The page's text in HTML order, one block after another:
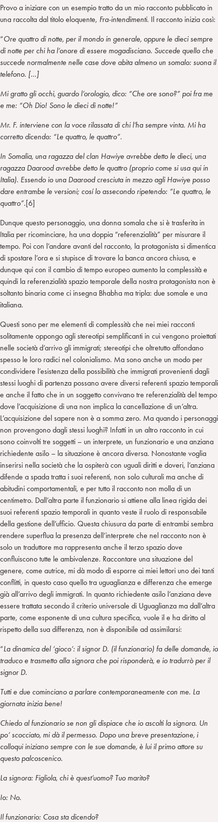
Provo a iniziare con un esempio tratto da un mio racconto pubblicato in
una raccolta dal titolo eloquente, Fra-intendimenti. Il racconto inizia così:
“Ore quattro di notte, per il mondo in generale, oppure le dieci sempre
di notte per chi ha l’onore di essere mogadisciano. Succede quello che
succede normalmente nelle case dove abita almeno un somalo: suona il
telefono. […]
Mi gratto gli occhi, guardo l’orologio, dico: “Che ore sono?” poi fra me
e me: “Oh Dio! Sono le dieci di notte!”
Mr. F. interviene con la voce rilassata di chi l’ha sempre vinta. Mi ha
corretto dicendo: “Le quattro, le quattro”.
In Somalia, una ragazza del clan Hawiye avrebbe detto le dieci, una
ragazza Daarood avrebbe detto le quattro (proprio come si usa qui in
Italia). Essendo io una Daarood cresciuta in mezzo agli Hawiye posso
dare entrambe le versioni; cosí lo assecondo ripetendo: “Le quattro, le
quattro”.[6]
Dunque questo personaggio, una donna somala che si è trasferita in
Italia per ricominciare, ha una doppia “referenzialità” per misurare il
tempo. Poi con l’andare avanti del racconto, la protagonista si dimentica
di spostare l’ora e si stupisce di trovare la banca ancora chiusa, e
dunque qui con il cambio di tempo europeo aumento la complessità e
quindi la referenzialità spazio temporale della nostra protagonista non è
soltanto binaria come ci insegna Bhabha ma tripla: due somale e una
italiana.
Questi sono per me elementi di complessità che nei miei racconti
solitamente oppongo agli stereotipi semplificanti in cui vengono proiettati
nelle società d’arrivo gli immigrati; stereotipi che oltretutto affondano
spesso le loro radici nel colonialismo. Ma sono anche un modo per
condividere l’esistenza della possibilità che immigrati provenienti dagli
stessi luoghi di partenza possano avere diversi referenti spazio temporali
e anche il fatto che in un soggetto convivano tre referenzialità del tempo
dove l’acquisizione di una non implica la cancellazione di un’altra.
L’acquisizione del sapere non è a somma zero. Ma quando i personaggi
non provengono dagli stessi luoghi? Infatti in un altro racconto in cui
sono coinvolti tre soggetti – un interprete, un funzionario e una anziana
richiedente asilo – la situazione è ancora diversa. Nonostante voglia
inserirsi nella società che la ospiterà con uguali diritti e doveri, l’anziana
difende a spada tratta i suoi referenti, non solo culturali ma anche di
abitudini comportamentali, e per tutto il racconto non molla di un
centimetro. Dall’altra parte il funzionario si attiene alla linea rigida dei
suoi referenti spazio temporali in quanto veste il ruolo di responsabile
della gestione dell’ufficio. Questa chiusura da parte di entrambi sembra
rendere superflua la presenza dell’interprete che nel racconto non è
solo un traduttore ma rappresenta anche il terzo spazio dove
confluiscono tutte le ambivalenze. Raccontare una situazione del
genere, come autrice, mi dà modo di esporre ai miei lettori uno dei tanti
conflitti, in questo caso quello tra uguaglianza e differenza che emerge
già all’arrivo degli immigrati. In quanto richiedente asilo l’anziana deve
essere trattata secondo il criterio universale di Uguaglianza ma dall’altra
parte, come esponente di una cultura specifica, vuole il e ha diritto al
rispetto della sua differenza, non è disponibile ad assimilarsi:
“La dinamica del ‘gioco’: il signor D. (il funzionario) fa delle domande, io
traduco e trasmetto alla signora che poi risponderà, e io tradurrò per il
signor D.
Tutti e due cominciano a parlare contemporaneamente con me. La
giornata inizia bene!
Chiedo al funzionario se non gli dispiace che io ascolti la signora. Un
po’ scocciato, mi dà il permesso. Dopo una breve presentazione, i
colloqui iniziano sempre con le sue domande, è lui il primo attore su
questo palcoscenico.
La signora: Figliola, chi è quest’uomo? Tuo marito?
Io: No.
Il funzionario: Cosa sta dicendo?